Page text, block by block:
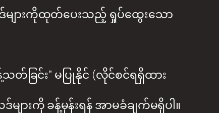
များကိုထုတ်ပေးသည့် ရှုပ်ထွေးသော
ခြင်း” မပြုနိုင် (လိုင်စင်ရရှိထား
းကို ခန့်မှန်းရန် အာမခံချက်မရှိပါ။